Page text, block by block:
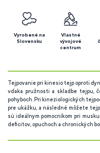
Vyrobené na
Slovensku
Vlastné
vývojové
centrum
Tejpovanie pri kinesio tejp oproti
vďaka pružnosti a skladbe tejpu,
pohyboch. Pri kineziologických
pre ukážku, a následné môžete
sú ideálnym pomocníkom pri
deficitov, opuchoch a chronických